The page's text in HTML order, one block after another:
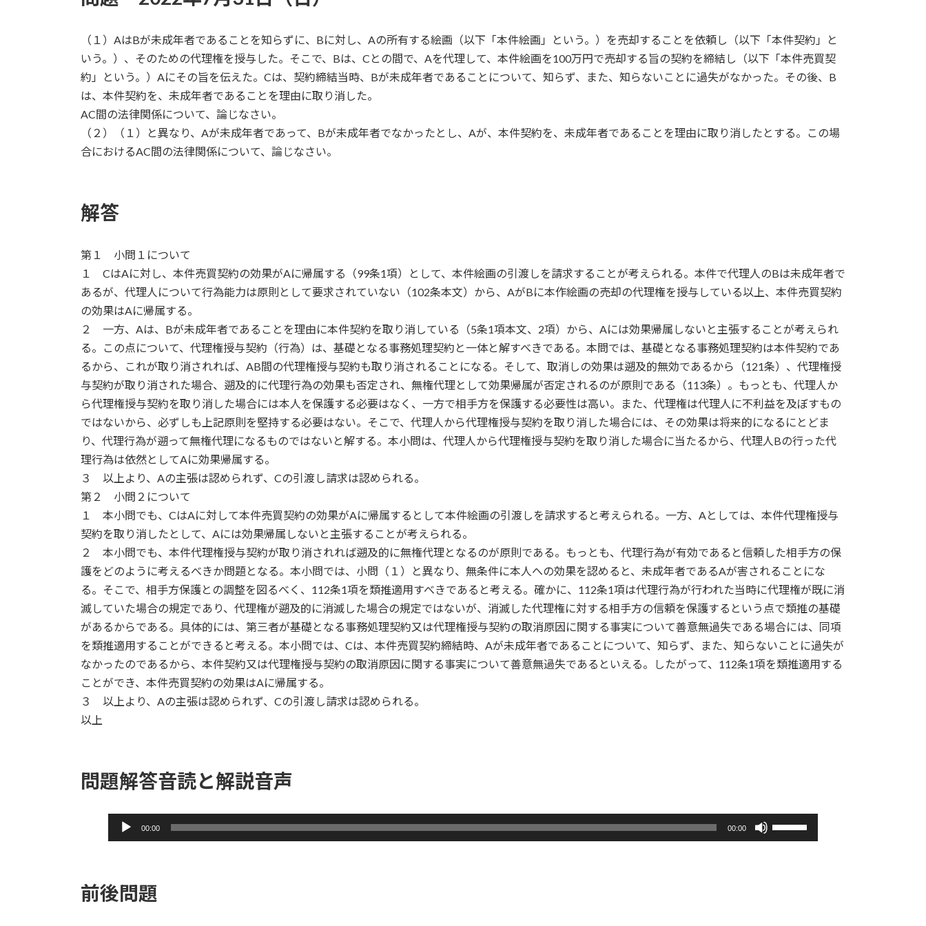
（１）AはBが未成年者であることを知らずに、Bに対し、Aの所有する絵画（以下「本件絵画」という。）を売却することを依頼し（以下「本件契約」と
いう。）、そのための代理権を授与した。そこで、Bは、Cとの間で、Aを代理して、本件絵画を100万円で売却する旨の契約を締結し（以下「本件売買契
約」という。）Aにその旨を伝えた。Cは、契約締結当時、Bが未成年者であることについて、知らず、また、知らないことに過失がなかった。その後、B
は、本件契約を、未成年者であることを理由に取り消した。
AC間の法律関係について、論じなさい。
（２）（１）と異なり、Aが未成年者であって、Bが未成年者でなかったとし、Aが、本件契約を、未成年者であることを理由に取り消したとする。この場
合におけるAC間の法律関係について、論じなさい。
解答
第１ 小問１について
１ CはAに対し、本件売買契約の効果がAに帰属する（99条1項）として、本件絵画の引渡しを請求することが考えられる。本件で代理人のBは未成年者で
あるが、代理人について行為能力は原則として要求されていない（102条本文）から、AがBに本作絵画の売却の代理権を授与している以上、本件売買契約
の効果はAに帰属する。
２ 一方、Aは、Bが未成年者であることを理由に本件契約を取り消している（5条1項本文、2項）から、Aには効果帰属しないと主張することが考えられ
る。この点について、代理権授与契約（行為）は、基礎となる事務処理契約と一体と解すべきである。本問では、基礎となる事務処理契約は本件契約であ
るから、これが取り消されれば、AB間の代理権授与契約も取り消されることになる。そして、取消しの効果は遡及的無効であるから（121条）、代理権授
与契約が取り消された場合、遡及的に代理行為の効果も否定され、無権代理として効果帰属が否定されるのが原則である（113条）。もっとも、代理人か
ら代理権授与契約を取り消した場合には本人を保護する必要はなく、一方で相手方を保護する必要性は高い。また、代理権は代理人に不利益を及ぼすもの
ではないから、必ずしも上記原則を堅持する必要はない。そこで、代理人から代理権授与契約を取り消した場合には、その効果は将来的になるにとどま
り、代理行為が遡って無権代理になるものではないと解する。本小問は、代理人から代理権授与契約を取り消した場合に当たるから、代理人Bの行った代
理行為は依然としてAに効果帰属する。
３ 以上より、Aの主張は認められず、Cの引渡し請求は認められる。
第２ 小問２について
１ 本小問でも、CはAに対して本件売買契約の効果がAに帰属するとして本件絵画の引渡しを請求すると考えられる。一方、Aとしては、本件代理権授与
契約を取り消したとして、Aには効果帰属しないと主張することが考えられる。
２ 本小問でも、本件代理権授与契約が取り消されれば遡及的に無権代理となるのが原則である。もっとも、代理行為が有効であると信頼した相手方の保
護をどのように考えるべきか問題となる。本小問では、小問（１）と異なり、無条件に本人への効果を認めると、未成年者であるAが害されることにな
る。そこで、相手方保護との調整を図るべく、112条1項を類推適用すべきであると考える。確かに、112条1項は代理行為が行われた当時に代理権が既に消
滅していた場合の規定であり、代理権が遡及的に消滅した場合の規定ではないが、消滅した代理権に対する相手方の信頼を保護するという点で類推の基礎
があるからである。具体的には、第三者が基礎となる事務処理契約又は代理権授与契約の取消原因に関する事実について善意無過失である場合には、同項
を類推適用することができると考える。本小問では、Cは、本件売買契約締結時、Aが未成年者であることについて、知らず、また、知らないことに過失が
なかったのであるから、本件契約又は代理権授与契約の取消原因に関する事実について善意無過失であるといえる。したがって、112条1項を類推適用する
ことができ、本件売買契約の効果はAに帰属する。
３ 以上より、Aの主張は認められず、Cの引渡し請求は認められる。
以上
問題解答音読と解説音声
ー
ヤ
00:00 00:00
リ
前後問題